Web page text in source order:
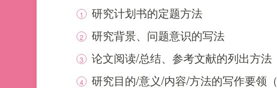
1 研究计划书的定题方法
2 研究背景、问题意识的写法
3 论文阅读/总结、参考文献的列出方法
4 研究目的/意义/内容/方法的写作要领（